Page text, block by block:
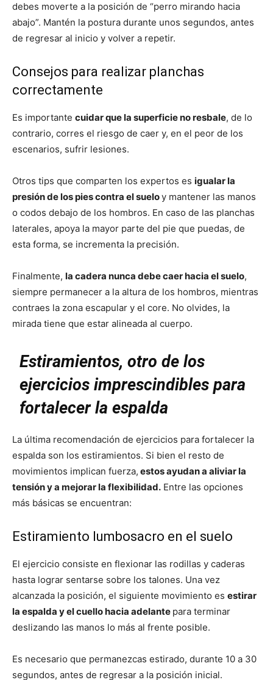
debes moverte a la posición de “perro mirando hacia
abajo”. Mantén la postura durante unos segundos, antes
de regresar al inicio y volver a repetir.
Consejos para realizar planchas
correctamente
Es importante cuidar que la superficie no resbale, de lo
contrario, corres el riesgo de caer y, en el peor de los
escenarios, sufrir lesiones.
Otros tips que comparten los expertos es igualar la
presión de los pies contra el sueloy mantener las manos
o codos debajo de los hombros. En caso de las planchas
laterales, apoya la mayor parte del pie que puedas, de
esta forma, se incrementa la precisión.
Finalmente, la cadera nunca debe caer hacia el suelo,
siempre permanecer a la altura de los hombros, mientras
contraes la zona escapular y el core. No olvides, la
mirada tiene que estar alineada al cuerpo.
Estiramientos, otro de los
ejercicios imprescindibles para
fortalecer la espalda
La última recomendación de ejercicios para fortalecer la
espalda son los estiramientos. Si bien el resto de
movimientos implican fuerza, estos ayudan a aliviar la
tensión y a mejorar la flexibilidad. Entre las opciones
más básicas se encuentran:
Estiramiento lumbosacro en el suelo
El ejercicio consiste en flexionar las rodillas y caderas
hasta lograr sentarse sobre los talones. Una vez
alcanzada la posición, el siguiente movimiento es estirar
la espalda y el cuello hacia adelante para terminar
deslizando las manos lo más al frente posible.
Es necesario que permanezcas estirado, durante 10 a 30
segundos, antes de regresar a la posición inicial.